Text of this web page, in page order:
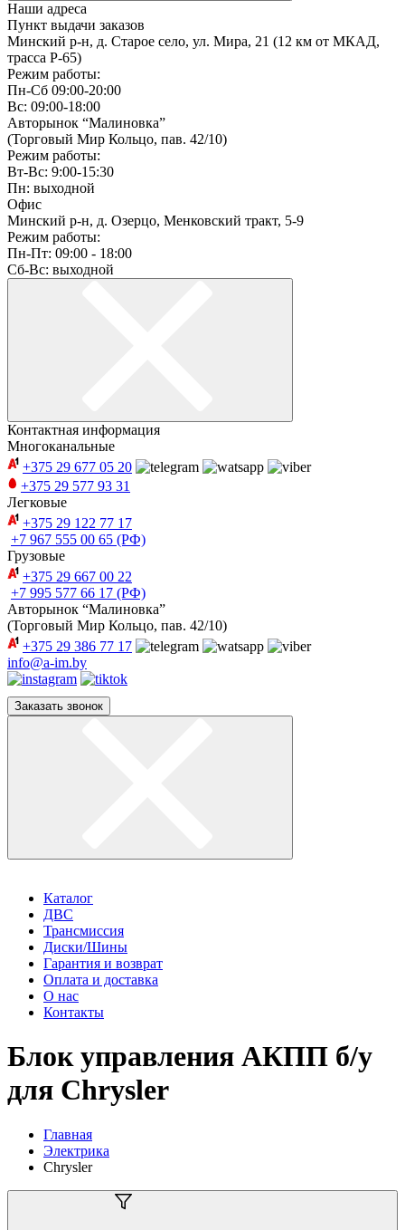
Наши адреса
Пункт выдачи заказов
Минский р-н, д. Старое село, ул. Мира, 21 (12 км от МКАД,
трасса P-65)
Режим работы:
Пн-Сб 09:00-20:00
Вс: 09:00-18:00
Авторынок “Малиновка”
(Торговый Мир Кольцо, пав. 42/10)
Режим работы:
Вт-Вс: 9:00-15:30
Пн: выходной
Офис
Минский р-н, д. Озерцо, Менковский тракт, 5-9
Режим работы:
Пн-Пт: 09:00 - 18:00
Сб-Вс: выходной
Контактная информация
Многоканальные
+375 29 677 05 20
+375 29 577 93 31
Легковые
+375 29 122 77 17
+7 967 555 00 65 (РФ)
Грузовые
+375 29 667 00 22
+7 995 577 66 17 (РФ)
Авторынок “Малиновка”
(Торговый Мир Кольцо, пав. 42/10)
+375 29 386 77 17
info@a-im.by
Заказать звонок
Каталог
ДВС
Трансмиссия
Диски/Шины
Гарантия и возврат
Оплата и доставка
О нас
Контакты
Блок управления АКПП б/у
для Chrysler
Главная
Электрика
Chrysler